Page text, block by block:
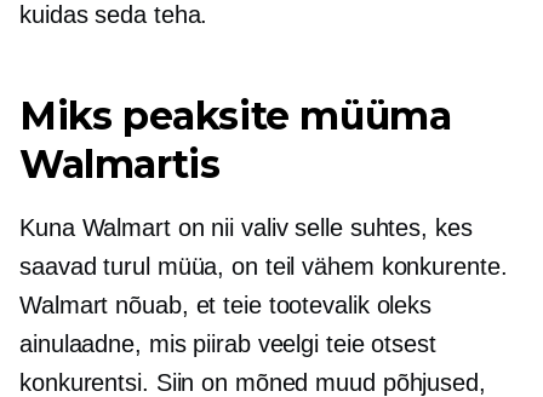
kuidas seda teha.
Miks peaksite müüma
Walmartis
Kuna Walmart on nii valiv selle suhtes, kes
saavad turul müüa, on teil vähem konkurente.
Walmart nõuab, et teie tootevalik oleks
ainulaadne, mis piirab veelgi teie otsest
konkurentsi. Siin on mõned muud põhjused,